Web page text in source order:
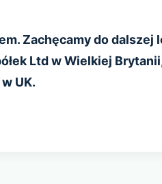
Zachęcamy do dalszej
Ltd w Wielkiej
UK.